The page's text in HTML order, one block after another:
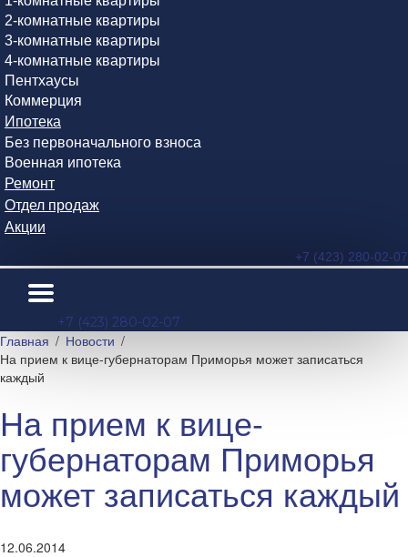
2-комнатные квартиры
3-комнатные квартиры
4-комнатные квартиры
Пентхаусы
Коммерция
Ипотека
Без первоначального взноса
Военная ипотека
Ремонт
Отдел продаж
Акции
+7 (423) 280-02-07
+7 (423) 280-02-07
Главная
Новости
На прием к вице-губернаторам Приморья может записаться
каждый
На прием к вице-
губернаторам Приморья
может записаться каждый
12.06.2014